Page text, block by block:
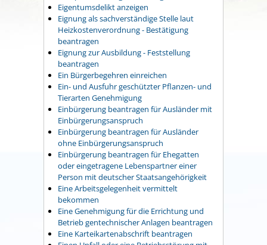
Eigentumsdelikt anzeigen
Eignung als sachverständige Stelle laut
Heizkostenverordnung - Bestätigung
beantragen
Eignung zur Ausbildung - Feststellung
beantragen
Ein Bürgerbegehren einreichen
Ein- und Ausfuhr geschützter Pflanzen- und
Tierarten Genehmigung
Einbürgerung beantragen für Ausländer mit
Einbürgerungsanspruch
Einbürgerung beantragen für Ausländer
ohne Einbürgerungsanspruch
Einbürgerung beantragen für Ehegatten
oder eingetragene Lebenspartner einer
Person mit deutscher Staatsangehörigkeit
Eine Arbeitsgelegenheit vermittelt
bekommen
Eine Genehmigung für die Errichtung und
Betrieb gentechnischer Anlagen beantragen
Eine Karteikartenabschrift beantragen